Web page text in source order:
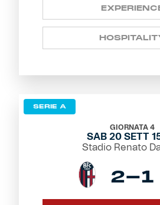
SERIE A
GIORNATA 4
SAB 20 SETT
Stadio Renato
2-1